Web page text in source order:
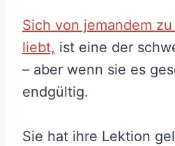
Sich von jemandem
liebt, ist eine der
– aber wenn sie es
endgültig.
Sie hat ihre Lektion